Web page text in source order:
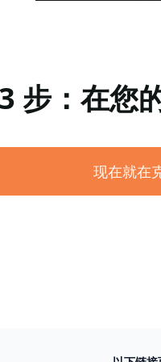
步：在您
现在就在